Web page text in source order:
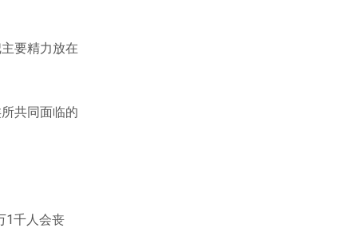
要精力放在
共同面临的
1千人会丧